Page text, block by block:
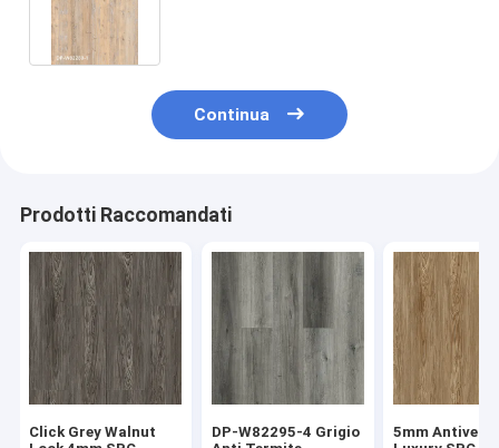
Continua
Prodotti Raccomandati
Click Grey Walnut
DP-W82295-4 Grigio
5mm